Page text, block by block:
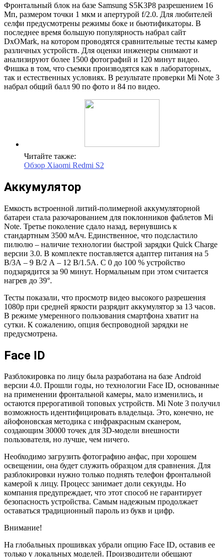
Фронтальный блок на базе Samsung S5K3P8 разрешением 16
Мп, размером точки 1 мкм и апертурой f/2.0. Для любителей
селфи предусмотрены режимы боке и бьютификаторы. В
последнее время большую популярность набрал сайт
DxOMark, на котором проводятся сравнительные тесты камер
различных устройств. Для оценки инженеры снимают и
анализируют более 1500 фотографий и 120 минут видео.
Фишка в том, что съемки производятся как в лабораторных,
так и естественных условиях. В результате проверки Mi Note 3
набрал общий балл 90 по фото и 84 по видео.
Читайте также:
Обзор Xiaomi Redmi S2
Аккумулятор
Емкость встроенной литий-полимерной аккумуляторной
батареи стала разочарованием для поклонников фаблетов Mi
Note. Третье поколение сдало назад, вернувшись к
стандартным 3500 мАч. Единственное, что подсластило
пилюлю – наличие технологии быстрой зарядки Quick Charge
версии 3.0. В комплекте поставляется адаптер питания на 5
В/3А – 9 В/2 А – 12 В/1.5А. С 0 до 100 % устройство
подзарядится за 90 минут. Нормальным при этом считается
нагрев до 39°.
Тесты показали, что просмотр видео высокого разрешения
1080p при средней яркости разрядит аккумулятор за 13 часов.
В режиме умеренного пользования смартфона хватит на
сутки. К сожалению, опция беспроводной зарядки не
предусмотрена.
Face ID
Разблокировка по лицу была разработана на базе Android
версии 4.0. Прошли годы, но технологии Face ID, основанные
на применении фронтальной камеры, мало изменились, и
остаются прерогативой топовых устройств. Mi Note 3 получил
возможность идентифицировать владельца. Это, конечно, не
айофоновская методика с инфракрасным сканером,
создающим 30000 точек для 3D-модели внешности
пользователя, но лучше, чем ничего.
Необходимо загрузить фотографию анфас, при хорошем
освещении, она будет служить образцом для сравнения. Для
разблокировки нужно только поднять телефон фронтальной
камерой к лицу. Процесс занимает доли секунды. Но
компания предупреждает, что этот способ не гарантирует
безопасность устройства. Самым надежным продолжает
оставаться традиционный пароль из букв и цифр.
Внимание!
На глобальных прошивках убрали опцию Face ID, оставив ее
только у локальных моделей. Производители обещают